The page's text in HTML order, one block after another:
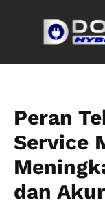
Peran
Service
dan